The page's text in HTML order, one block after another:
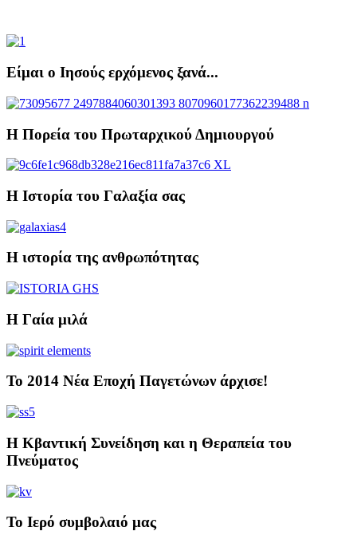
Είμαι ο Ιησούς ερχόμενος ξανά...
Η Πορεία του Πρωταρχικού Δημιουργού
Η Ιστορία του Γαλαξία σας
Η ιστορία της ανθρωπότητας
Η Γαία μιλά
Το 2014 Νέα Εποχή Παγετώνων άρχισε!
Η Κβαντική Συνείδηση και η Θεραπεία του
Πνεύματος
Το Ιερό συμβολαιό μας